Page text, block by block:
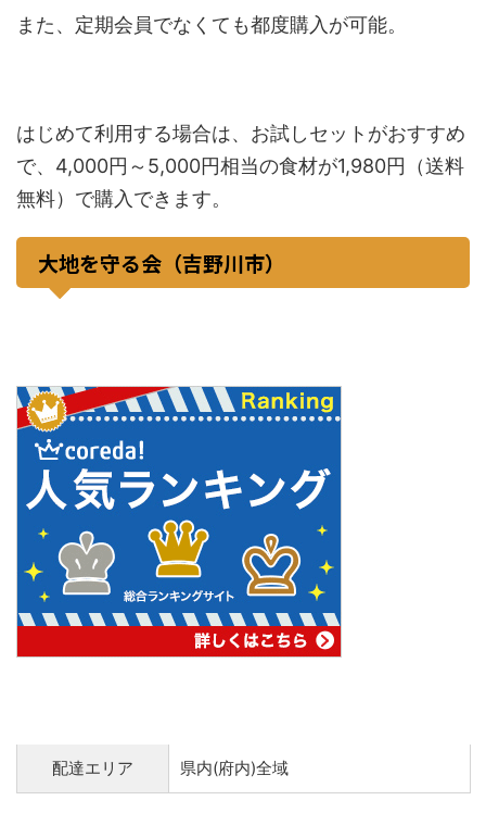
また、定期会員でなくても都度購入が可能。
はじめて利用する場合は、お試しセットがおすすめ
で、4,000円～5,000円相当の食材が1,980円（送料
無料）で購入できます。
大地を守る会（吉野川市）
配達エリア 県内(府内)全域